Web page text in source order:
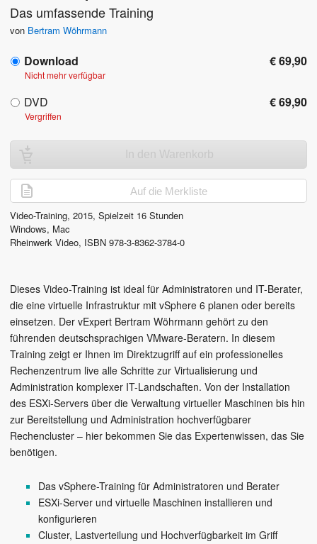
Das umfassende Training
von Bertram Wöhrmann
Download € 69,90
Nicht mehr verfügbar
DVD € 69,90
Vergriffen
In den Warenkorb
Auf die Merkliste
Video-Training, 2015, Spielzeit 16 Stunden
Windows, Mac
Rheinwerk Video, ISBN 978-3-8362-3784-0
Dieses Video-Training ist ideal für Administratoren und IT-Berater,
die eine virtuelle Infrastruktur mit vSphere 6 planen oder bereits
einsetzen. Der vExpert Bertram Wöhrmann gehört zu den
führenden deutschsprachigen VMware-Beratern. In diesem
Training zeigt er Ihnen im Direktzugriff auf ein professionelles
Rechenzentrum live alle Schritte zur Virtualisierung und
Administration komplexer IT-Landschaften. Von der Installation
des ESXi-Servers über die Verwaltung virtueller Maschinen bis hin
zur Bereitstellung und Administration hochverfügbarer
Rechencluster – hier bekommen Sie das Expertenwissen, das Sie
benötigen.
Das vSphere-Training für Administratoren und Berater
ESXi-Server und virtuelle Maschinen installieren und
konfigurieren
Cluster, Lastverteilung und Hochverfügbarkeit im Griff